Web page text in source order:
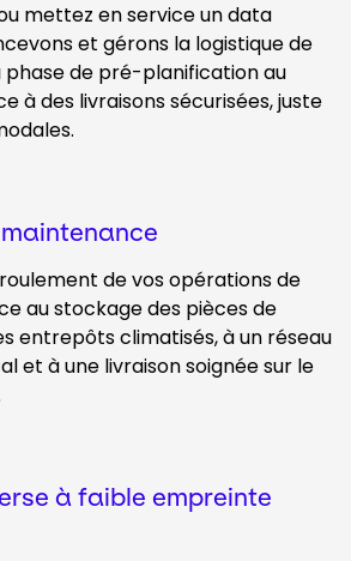
mettez en service un data
et gérons la logistique de
de pré-planification au
à des livraisons sécurisées, juste
de vos opérations de
au stockage des pièces de
entrepôts climatisés, à un réseau
et à une livraison soignée sur le
à faible empreinte